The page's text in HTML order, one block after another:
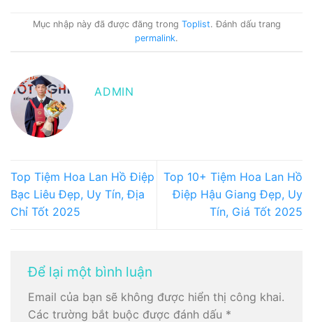
Mục nhập này đã được đăng trong Toplist. Đánh dấu trang
permalink.
ADMIN
Top Tiệm Hoa Lan Hồ Điệp
Bạc Liêu Đẹp, Uy Tín, Địa
Chỉ Tốt 2025
Top 10+ Tiệm Hoa Lan Hồ
Điệp Hậu Giang Đẹp, Uy
Tín, Giá Tốt 2025
Để lại một bình luận
Email của bạn sẽ không được hiển thị công khai.
Các trường bắt buộc được đánh dấu *